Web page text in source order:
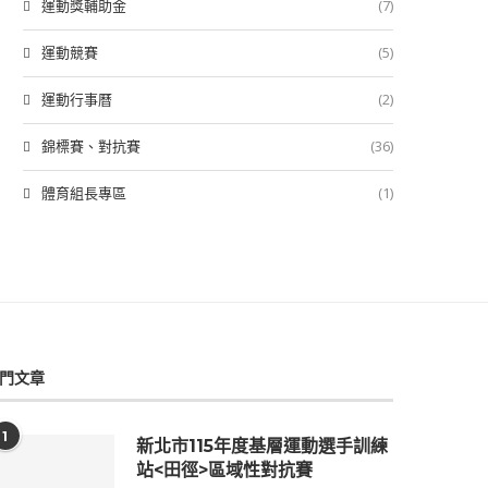
運動獎輔助金 (7)
運動競賽 (5)
運動行事曆 (2)
錦標賽、對抗賽 (36)
體育組長專區 (1)
文章
1
新北市115年度基層運動選手訓練
站<田徑>區域性對抗賽